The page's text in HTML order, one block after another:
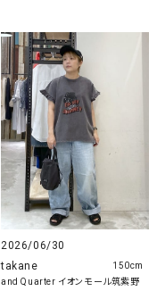
2026/06/30
takane
and Quarter イオンモール筑紫野
150cm